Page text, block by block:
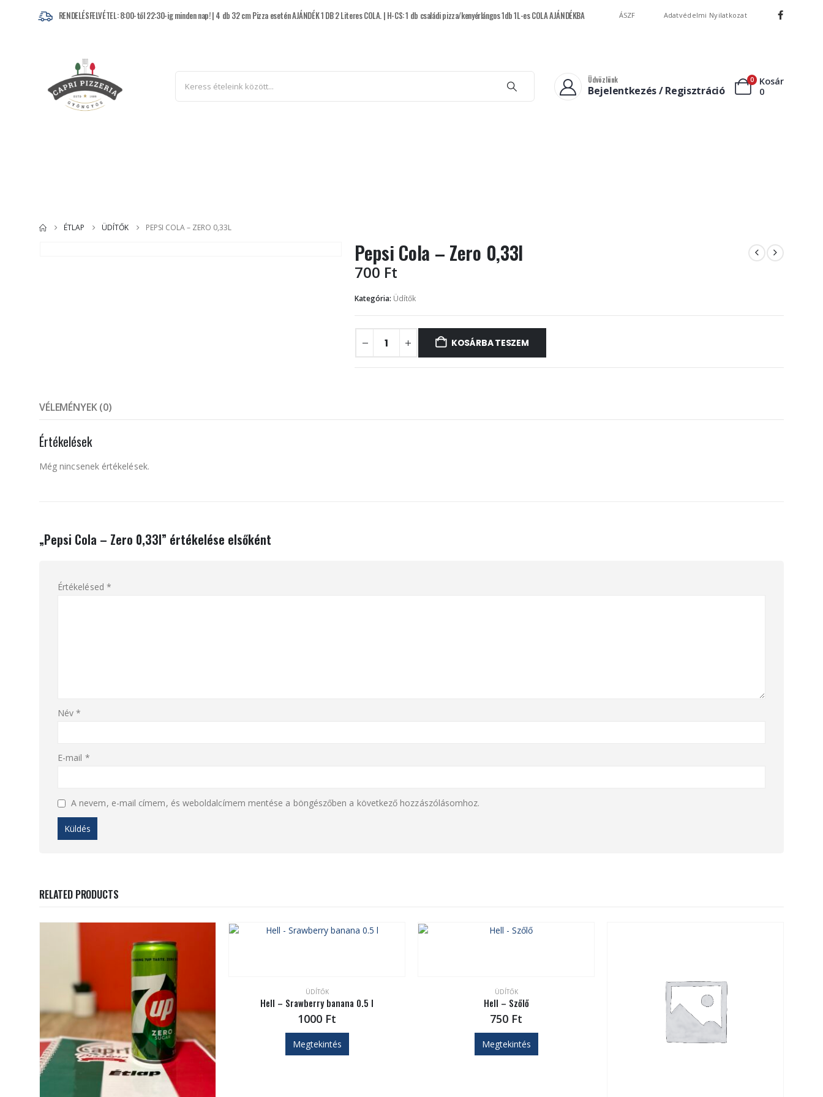
RENDELÉSFELVÉTEL: 8:00-től 22:30-ig minden nap! | 4 db 32 cm Pizza esetén AJÁNDÉK 1 DB 2 Literes COLA. | H-CS: 1 db családi pizza/kenyérlángos 1db 1L-es COLA AJÁNDÉKBA ÁSZF Adatvédelmi Nyilatkozat
Üdvözlünk
Bejelentkezés / Regisztráció
0
Kosár
0
ÉTLAP ÜDÍTŐK PEPSI COLA – ZERO 0,33L
Pepsi Cola – Zero 0,33l
700 Ft
Kategória: Üdítők
KOSÁRBA TESZEM
VÉLEMÉNYEK (0)
Értékelések
Még nincsenek értékelések.
„Pepsi Cola – Zero 0,33l” értékelése elsőként
Értékelésed *
Név*
E-mail *
A nevem, e-mail címem, és weboldalcímem mentése a böngészőben a következő hozzászólásomhoz.
RELATED PRODUCTS
ÜDÍTŐK
Hell – Srawberry banana 0.5 l
1000 Ft
Megtekintés
ÜDÍTŐK
Hell – Szőlő
750 Ft
Megtekintés